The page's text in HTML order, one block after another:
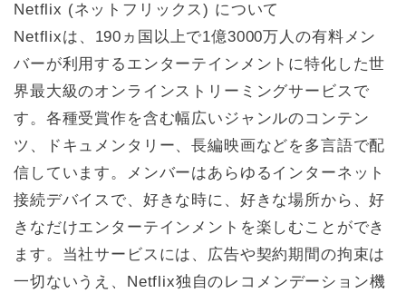
Netflix (ネットフリックス) について
Netflixは、190ヵ国以上で1億3000万人の有料メン
バーが利用するエンターテインメントに特化した世
界最大級のオンラインストリーミングサービスで
す。各種受賞作を含む幅広いジャンルのコンテン
ツ、ドキュメンタリー、長編映画などを多言語で配
信しています。メンバーはあらゆるインターネット
接続デバイスで、好きな時に、好きな場所から、好
きなだけエンターテインメントを楽しむことができ
ます。当社サービスには、広告や契約期間の拘束は
一切ないうえ、Netflix独自のレコメンデーション機